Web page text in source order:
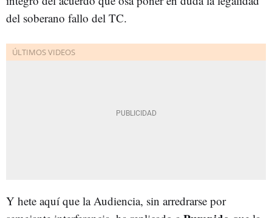
del soberano fallo del TC.
Y hete aquí que la Audiencia, sin arredrarse por